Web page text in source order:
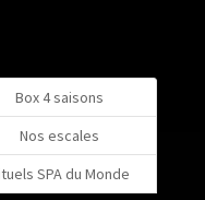
Box 4 saisons
Nos escales
SPA du Monde